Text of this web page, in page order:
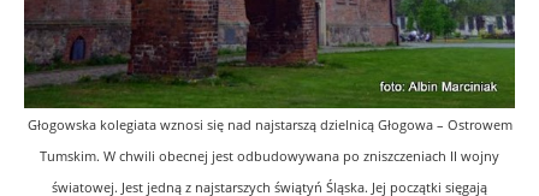
Głogowska kolegiata wznosi się nad najstarszą dzielnicą Głogowa – Ostrowem
Tumskim. W chwili obecnej jest odbudowywana po zniszczeniach II wojny
światowej. Jest jedną z najstarszych świątyń Śląska. Jej początki sięgają